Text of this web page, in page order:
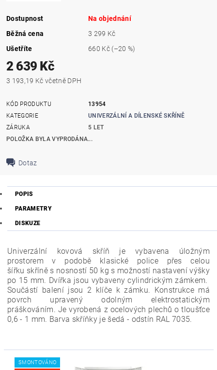
Dostupnost
Na objednání
Běžná cena
3 299 Kč
Ušetříte
660 Kč (–20 %)
2 639 Kč
3 193,19 Kč včetně DPH
KÓD PRODUKTU
13954
KATEGORIE
UNIVERZÁLNÍ A DÍLENSKÉ SKŘÍNĚ
ZÁRUKA
5 LET
POLOŽKA BYLA VYPRODÁNA...
Dotaz
POPIS
PARAMETRY
DISKUZE
Univerzální kovová skříň je vybavena úložným
prostorem v podobě klasické police přes celou
šířku skříně s nosností 50 kg s možností nastavení výšky
po 15 mm. Dvířka jsou vybaveny cylindrickým zámkem.
Součástí balení jsou 2 klíče k zámku. Konstrukce má
povrch upravený odolným elektrostatickým
práškováním. Je vyrobená z ocelových plechů o tloušťce
0,6 - 1 mm. Barva skříňky je šedá - odstín RAL 7035.
SMONTOVÁNO